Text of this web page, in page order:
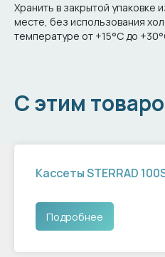
Хранить в закрытой упаковке
месте, без использования
температуре от +15°С до
С этим
Кассеты STERRAD
Подробнее